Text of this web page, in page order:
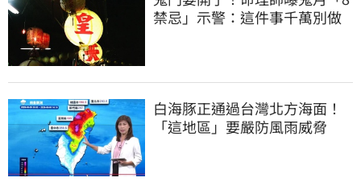
禁忌」示警：這件事千萬別做
白海豚正通過台灣北方海面！
「這地區」要嚴防風雨威脅